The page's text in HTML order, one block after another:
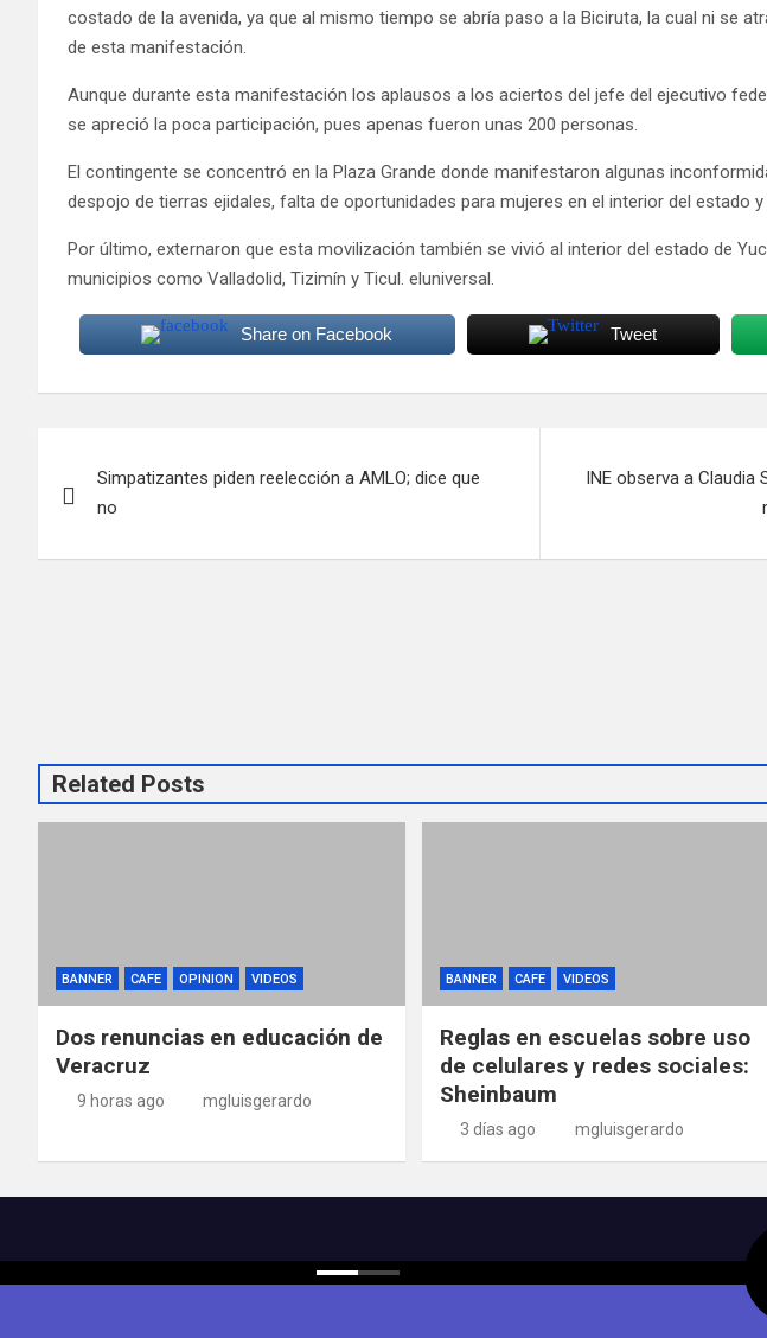
costado de la avenida, ya que al mismo tiempo se abría paso a la Biciruta, la cual ni se
de esta manifestación.
Aunque durante esta manifestación los aplausos a los aciertos del jefe del ejecutivo
se apreció la poca participación, pues apenas fueron unas 200 personas.
El contingente se concentró en la Plaza Grande donde manifestaron algunas
despojo de tierras ejidales, falta de oportunidades para mujeres en el interior del estado
Por último, externaron que esta movilización también se vivió al interior del estado de
municipios como Valladolid, Tizimín y Ticul. eluniversal.
Share on Facebook Tweet
de
entradas
Simpatizantes piden reelección a AMLO; dice que
no
INE observa a Claudia
Related Posts
BANNER CAFE OPINION VIDEOS
Dos renuncias en educación de
Veracruz
9 horas ago mgluisgerardo
BANNER CAFE VIDEOS
Reglas en escuelas sobre uso
de celulares y redes sociales:
Sheinbaum
3 días ago mgluisgerardo